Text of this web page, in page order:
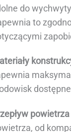
do
to
od